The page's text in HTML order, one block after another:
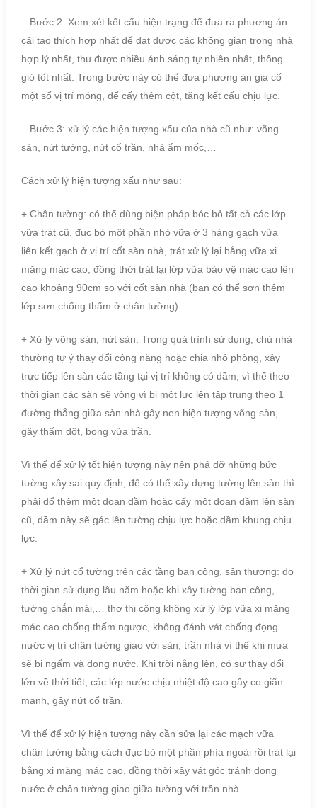
– Bước 2: Xem xét kết cấu hiện trạng để đưa ra phương án
cải tạo thích hợp nhất để đạt được các không gian trong nhà
hợp lý nhất, thu được nhiều ánh sáng tự nhiên nhất, thông
gió tốt nhất. Trong bước này có thể đưa phương án gia cố
một số vị trí móng, để cấy thêm cột, tăng kết cấu chịu lực.
– Bước 3: xử lý các hiện tượng xấu của nhà cũ như: võng
sàn, nứt tường, nứt cổ trần, nhà ẩm mốc,…
Cách xử lý hiện tượng xấu như sau:
+ Chân tường: có thể dùng biện pháp bóc bỏ tất cả các lớp
vữa trát cũ, đục bỏ một phần nhỏ vữa ở 3 hàng gạch vữa
liên kết gạch ở vị trí cốt sàn nhà, trát xử lý lại bằng vữa xi
măng mác cao, đồng thời trát lại lớp vữa bảo vệ mác cao lên
cao khoảng 90cm so với cốt sàn nhà (bạn có thể sơn thêm
lớp sơn chống thấm ở chân tường).
+ Xử lý võng sàn, nứt sàn: Trong quá trình sử dụng, chủ nhà
thường tự ý thay đổi công năng hoặc chia nhỏ phòng, xây
trực tiếp lên sàn các tầng tại vị trí không có dầm, vì thế theo
thời gian các sàn sẽ vòng vì bị một lực lên tập trung theo 1
đường thẳng giữa sàn nhà gây nen hiện tượng võng sàn,
gây thấm dột, bong vữa trần.
Vì thế để xử lý tốt hiện tượng này nên phá dỡ những bức
tường xây sai quy định, để có thể xây dựng tường lên sàn thì
phải đổ thêm một đoạn dầm hoặc cấy một đoạn dầm lên sàn
cũ, dầm này sẽ gác lên tường chịu lực hoặc dầm khung chịu
lực.
+ Xử lý nứt cổ tường trên các tầng ban công, sân thượng: do
thời gian sử dụng lâu năm hoặc khi xây tường ban công,
tường chắn mái,… thợ thi công không xử lý lớp vữa xi măng
mác cao chống thấm ngược, không đánh vát chống đọng
nước vị trí chân tường giao với sàn, trần nhà vì thế khi mưa
sẽ bị ngấm và đọng nước. Khi trời nắng lên, có sự thay đổi
lớn về thời tiết, các lớp nước chịu nhiệt độ cao gây co giãn
mạnh, gây nứt cổ trần.
Vì thế để xử lý hiện tượng này cần sửa lại các mạch vữa
chân tường bằng cách đục bỏ một phần phía ngoài rồi trát lại
bằng xi măng mác cao, đồng thời xây vát góc tránh đọng
nước ở chân tường giao giữa tường với trần nhà.